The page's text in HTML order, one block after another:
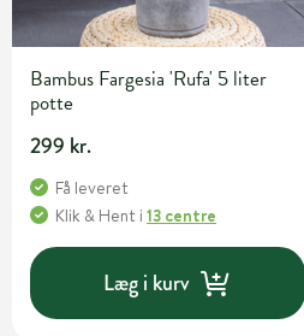
Bambus Fargesia 'Rufa' 5 liter
potte
299 kr.
Få leveret
Klik & Hent i 13 centre
Læg i kurv